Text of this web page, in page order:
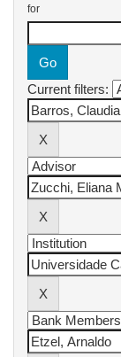
for
Current filters: